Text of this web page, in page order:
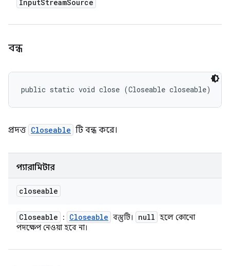
InputStreamSource
বন্ধ
public static void close (Closeable closeable)
প্রদত্ত Closeable টি বন্ধ করে।
প্যারামিটার
closeable
Closeable : Closeable বস্তুটি। null হলে কোনো
পদক্ষেপ নেওয়া হবে না।